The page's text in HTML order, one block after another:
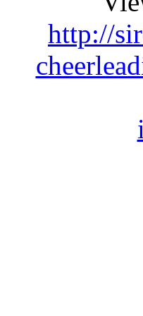
http://